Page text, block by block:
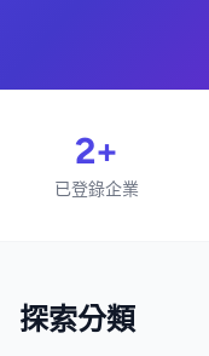
2+
已登錄企業
探索分類